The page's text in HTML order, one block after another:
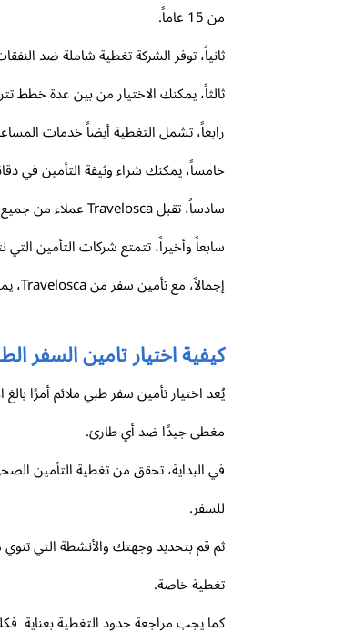
من 15 عاماً.
ثانياً، توفر الشركة تغطية شاملة ضد
ثالثاً، يمكنك الاختيار من بين عدة خطط
رابعاً، تشمل التغطية أيضاً خدمات
خامساً، يمكنك شراء وثيقة التأمين في
سادساً، تقبل Travelosca عملاء من جميع الأعمار، وتوفر خصومات هامة للعائلات والمجموعات.
سابعاً وأخيراً، تتمتع شركات التأمين
إجمالاً، مع تأمين سفر من Travelosca، يمكنك الاستمتاع برحلتك بدون قلق وفي أمان تام، مع العلم أنك بين أيدٍ أمينة مهما حدث. فكّر في التغطية التي تناسب احتياجاتك واحجز اليوم!
كيفية اختيار تامين السفر
يُعد اختيار تأمين سفر طبي ملائم أمرًا
مغطى جيدًا ضد أي طارئ.
في البداية، تحقق من تغطية التأمين
للسفر.
ثم قم بتحديد وجهتك والأنشطة التي تنوي
تغطية خاصة.
كما يجب مراجعة حدود التغطية بعناية